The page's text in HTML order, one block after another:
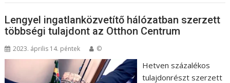
Lengyel ingatlanközvetítő hálózatban szerzett
többségi tulajdont az Otthon Centrum
2023. április 14. péntek ©
Hetven százalékos
tulajdonrészt szerzett